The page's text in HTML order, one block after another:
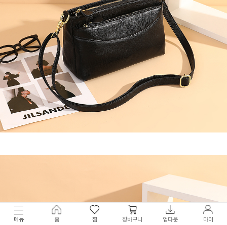
메뉴 홈 찜 장바구니 앱다운 마이